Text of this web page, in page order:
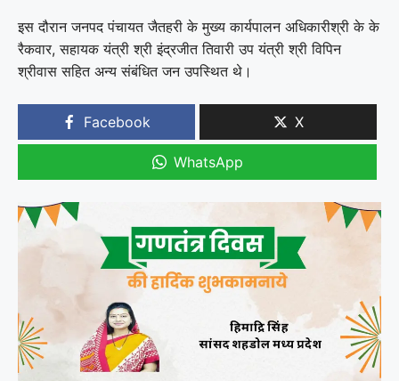
इस दौरान जनपद पंचायत जैतहरी के मुख्य कार्यपालन अधिकारीश्री के के
रैकवार, सहायक यंत्री श्री इंद्रजीत तिवारी उप यंत्री श्री विपिन
श्रीवास सहित अन्य संबंधित जन उपस्थित थे।
Facebook X
WhatsApp